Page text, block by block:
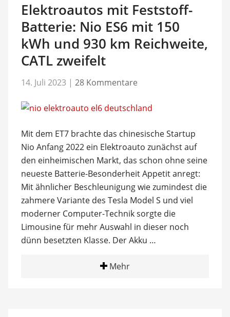
Elektroautos mit Feststoff-
Batterie: Nio ES6 mit 150
kWh und 930 km Reichweite,
CATL zweifelt
14. Juli 2023 | 28 Kommentare
Mit dem ET7 brachte das chinesische Startup
Nio Anfang 2022 ein Elektroauto zunächst auf
den einheimischen Markt, das schon ohne seine
neueste Batterie-Besonderheit Appetit anregt:
Mit ähnlicher Beschleunigung wie zumindest die
zahmere Variante des Tesla Model S und viel
moderner Computer-Technik sorgte die
Limousine für mehr Auswahl in dieser noch
dünn besetzten Klasse. Der Akku …
Mehr